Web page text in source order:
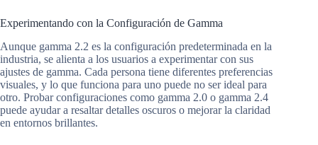
Experimentando con la Configuración de Gamma
Aunque gamma 2.2 es la configuración predeterminada en la
industria, se alienta a los usuarios a experimentar con sus
ajustes de gamma. Cada persona tiene diferentes preferencias
visuales, y lo que funciona para uno puede no ser ideal para
otro. Probar configuraciones como gamma 2.0 o gamma 2.4
puede ayudar a resaltar detalles oscuros o mejorar la claridad
en entornos brillantes.